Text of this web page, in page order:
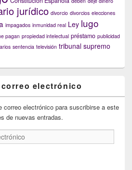
jurídico divorcio divorcios elecciones
impagados inmunidad real Ley lugo
pagan propiedad intelectual préstamo publicidad
sentencia televisión tribunal supremo
electrónico
correo electrónico para suscribirse a este
de nuevas entradas.